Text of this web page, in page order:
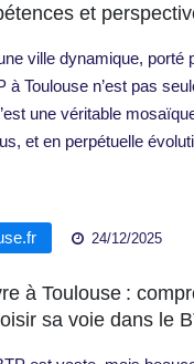
et
ville dynamique, porté
à Toulouse n’est pas
une véritable
et en perpétuelle
24/12/2025
à Toulouse :
sa voie dans le